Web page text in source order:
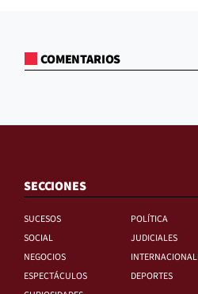
COMENTARIOS
SECCIONES
SUCESOS
POLÍTICA
SOCIAL
JUDICIALES
NEGOCIOS
ESPECTÁCULOS
DEPORTES